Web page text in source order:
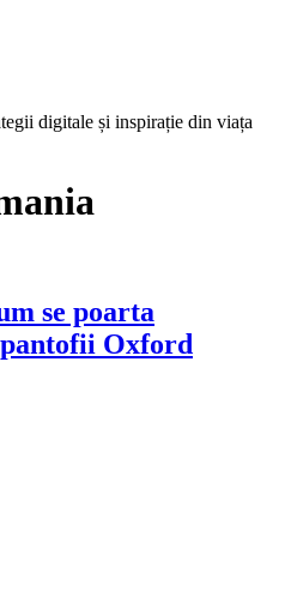
digitale și inspirație din viața
se poarta
Oxford